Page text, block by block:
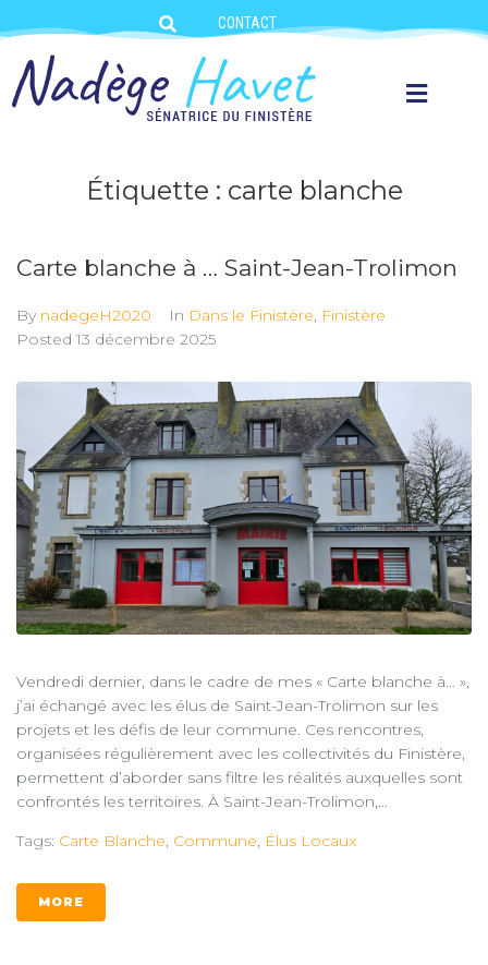
CONTACT
Étiquette : carte blanche
Carte blanche à … Saint-Jean-Trolimon
By nadegeH2020 In Dans le Finistère, Finistère
Posted 13 décembre 2025
Vendredi dernier, dans le cadre de mes « Carte blanche à… »,
j’ai échangé avec les élus de Saint-Jean-Trolimon sur les
projets et les défis de leur commune. Ces rencontres,
organisées régulièrement avec les collectivités du Finistère,
permettent d’aborder sans filtre les réalités auxquelles sont
confrontés les territoires. À Saint-Jean-Trolimon,...
Tags: Carte Blanche, Commune, Élus Locaux
MORE